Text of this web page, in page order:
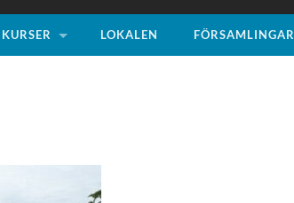
KURSER LOKALEN FÖRSAMLINGAR